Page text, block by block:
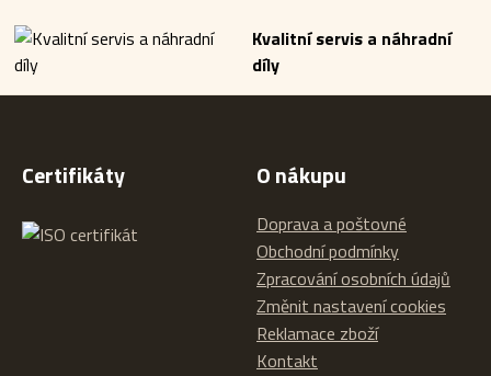
Kvalitní servis a náhradní
díly
Certifikáty O nákupu
Doprava a poštovné
Obchodní podmínky
Zpracování osobních údajů
Změnit nastavení cookies
Reklamace zboží
Kontakt